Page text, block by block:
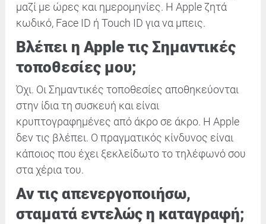
μαζί με ώρες και ημερομηνίες. Η Apple ζητά
κωδικό, Face ID ή Touch ID για να μπεις.
Βλέπει η Apple τις Σημαντικές
τοποθεσίες μου;
Όχι. Οι Σημαντικές τοποθεσίες αποθηκεύονται
στην ίδια τη συσκευή και είναι
κρυπτογραφημένες από άκρο σε άκρο. Η Apple
δεν τις βλέπει. Ο πραγματικός κίνδυνος είναι
κάποιος που έχει ξεκλείδωτο το τηλέφωνό σου
στα χέρια του.
Αν τις απενεργοποιήσω,
σταματά εντελώς η καταγραφή;